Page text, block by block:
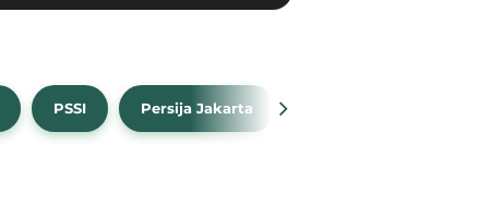
PSSI Persija Jakarta